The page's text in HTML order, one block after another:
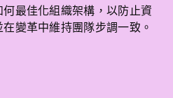
最佳化組織架構，以防止資
變革中維持團隊步調一致。